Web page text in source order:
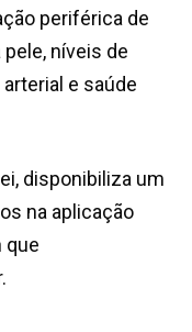
periférica de
níveis de
e saúde
disponibiliza um
na aplicação
que